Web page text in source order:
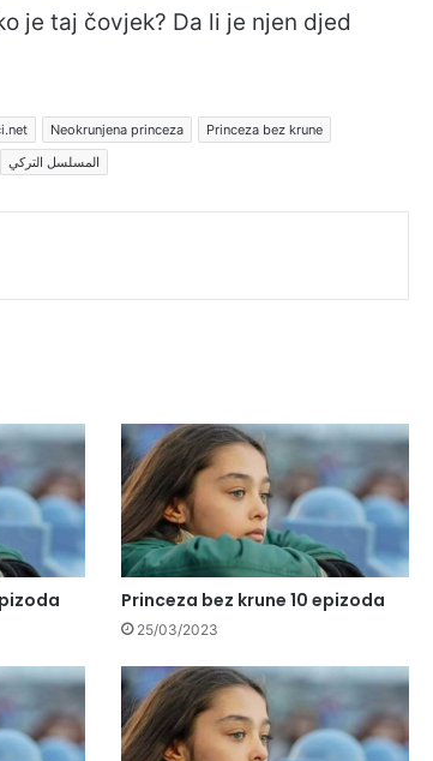
je taj čovjek? Da li je njen djed
Neokrunjena princeza
Princeza bez krune
المسلسل التركي
Princeza bez krune 10 epizoda
25/03/2023